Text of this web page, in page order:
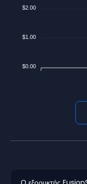
$2.00
$1.00
$0.00